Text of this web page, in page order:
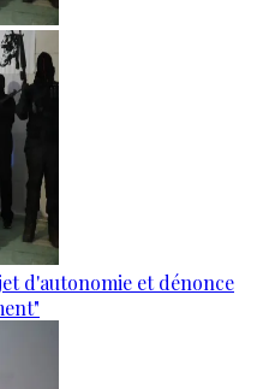
d'autonomie et dénonce